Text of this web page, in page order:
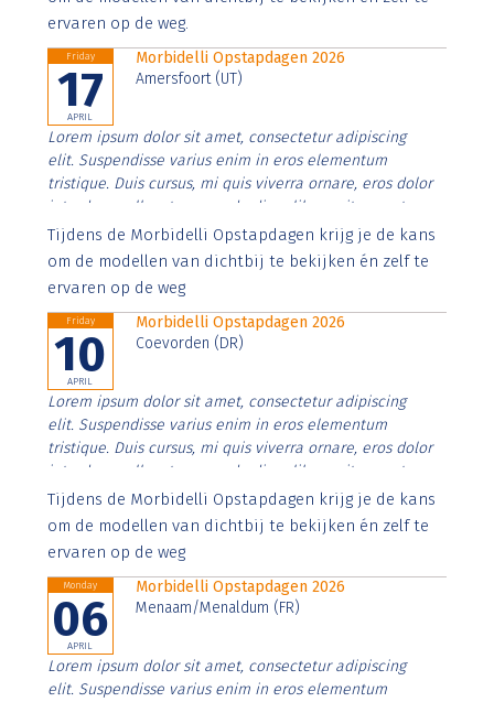
ervaren op de weg.
Friday
17
APRIL
Morbidelli Opstapdagen 2026
Amersfoort (UT)
Lorem ipsum dolor sit amet, consectetur adipiscing
elit. Suspendisse varius enim in eros elementum
tristique. Duis cursus, mi quis viverra ornare, eros dolor
interdum nulla, ut commodo diam libero vitae erat.
Aenean faucibus nibh et justo cursus id rutrum lorem
imperdiet. Nunc ut sem vitae risus tristique posuere.
Tijdens de Morbidelli Opstapdagen krijg je de kans
om de modellen van dichtbij te bekijken én zelf te
ervaren op de weg
Friday
10
APRIL
Morbidelli Opstapdagen 2026
Coevorden (DR)
Lorem ipsum dolor sit amet, consectetur adipiscing
elit. Suspendisse varius enim in eros elementum
tristique. Duis cursus, mi quis viverra ornare, eros dolor
interdum nulla, ut commodo diam libero vitae erat.
Aenean faucibus nibh et justo cursus id rutrum lorem
imperdiet. Nunc ut sem vitae risus tristique posuere.
Tijdens de Morbidelli Opstapdagen krijg je de kans
om de modellen van dichtbij te bekijken én zelf te
ervaren op de weg
Monday
06
APRIL
Morbidelli Opstapdagen 2026
Menaam/Menaldum (FR)
Lorem ipsum dolor sit amet, consectetur adipiscing
elit. Suspendisse varius enim in eros elementum